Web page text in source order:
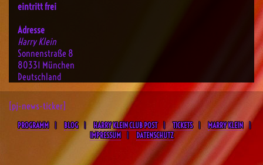
eintritt frei
Adresse
Harry Klein
Sonnenstraße 8
80331 München
Deutschland
[pj-news-ticker]
PROGRAMM BLOG HARRY KLEIN CLUB POST TICKETS
MARRY KLEIN
IMPRESSUM
DATENSCHUTZ